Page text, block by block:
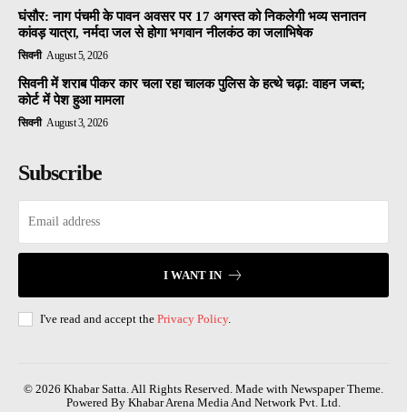
घंसौर: नाग पंचमी के पावन अवसर पर 17 अगस्त को निकलेगी भव्य सनातन
कांवड़ यात्रा, नर्मदा जल से होगा भगवान नीलकंठ का जलाभिषेक
सिवनी August 5, 2026
सिवनी में शराब पीकर कार चला रहा चालक पुलिस के हत्थे चढ़ा: वाहन जब्त;
कोर्ट में पेश हुआ मामला
सिवनी August 3, 2026
Subscribe
I WANT IN
I've read and accept the Privacy Policy.
© 2026 Khabar Satta. All Rights Reserved. Made with Newspaper Theme.
Powered By Khabar Arena Media And Network Pvt. Ltd.